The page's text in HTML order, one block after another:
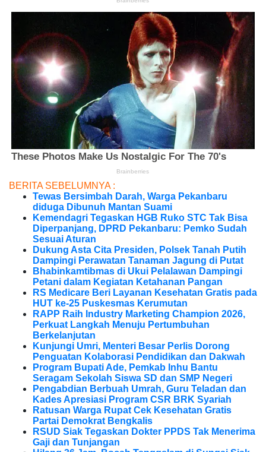
BERITA SEBELUMNYA :
Tewas Bersimbah Darah, Warga Pekanbaru
diduga Dibunuh Mantan Suami
Kemendagri Tegaskan HGB Ruko STC Tak Bisa
Diperpanjang, DPRD Pekanbaru: Pemko Sudah
Sesuai Aturan
Dukung Asta Cita Presiden, Polsek Tanah Putih
Dampingi Perawatan Tanaman Jagung di Putat
Bhabinkamtibmas di Ukui Pelalawan Dampingi
Petani dalam Kegiatan Ketahanan Pangan
RS Medicare Beri Layanan Kesehatan Gratis pada
HUT ke-25 Puskesmas Kerumutan
RAPP Raih Industry Marketing Champion 2026,
Perkuat Langkah Menuju Pertumbuhan
Berkelanjutan
Kunjungi Umri, Menteri Besar Perlis Dorong
Penguatan Kolaborasi Pendidikan dan Dakwah
Program Bupati Ade, Pemkab Inhu Bantu
Seragam Sekolah Siswa SD dan SMP Negeri
Pengabdian Berbuah Umrah, Guru Teladan dan
Kades Apresiasi Program CSR BRK Syariah
Ratusan Warga Rupat Cek Kesehatan Gratis
Partai Demokrat Bengkalis
RSUD Siak Tegaskan Dokter PPDS Tak Menerima
Gaji dan Tunjangan